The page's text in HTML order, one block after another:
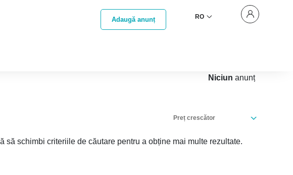
Adaugă anunț RO
Niciun anunț
Preț crescător
să schimbi criteriile de căutare pentru a obține mai multe rezultate.